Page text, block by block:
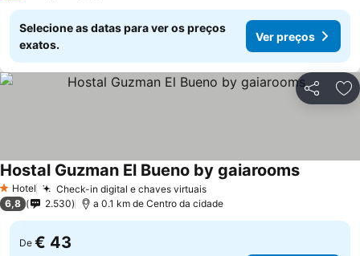
Selecione as datas para ver os preços
exatos.
Ver preços
Partilhar
1 Estrelas
Hotel Check-in digital e chaves virtuaisVer preços
Hostal Guzman El Bueno by gaiaroomsVer
6,8 2.530 a 0.1 km de Centro da cidade
De € 43